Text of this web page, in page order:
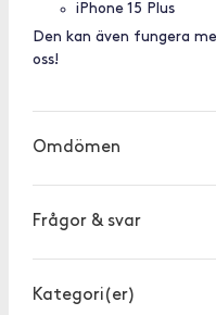
iPhone 15 Plus
Den kan även fungera
oss!
Omdömen
Frågor & svar
Kategori(er)